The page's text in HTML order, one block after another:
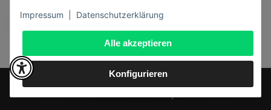
Alle akzeptieren
Konfigurieren
Impressum Datenschutzerklärung